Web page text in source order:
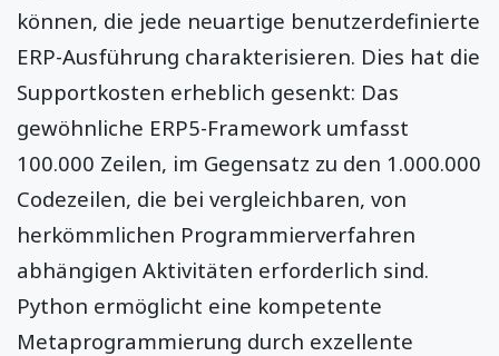
können, die jede neuartige benutzerdefinierte
ERP-Ausführung charakterisieren. Dies hat die
Supportkosten erheblich gesenkt: Das
gewöhnliche ERP5-Framework umfasst
100.000 Zeilen, im Gegensatz zu den 1.000.000
Codezeilen, die bei vergleichbaren, von
herkömmlichen Programmierverfahren
abhängigen Aktivitäten erforderlich sind.
Python ermöglicht eine kompetente
Metaprogrammierung durch exzellente